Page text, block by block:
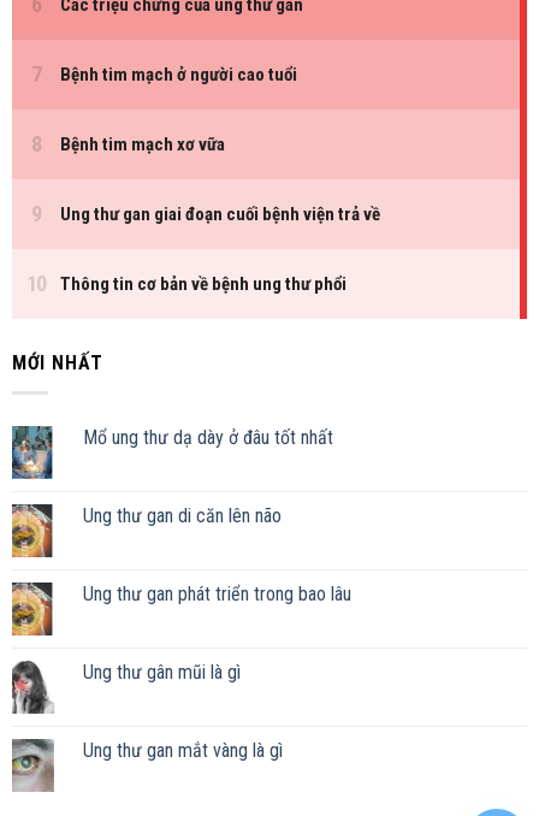
MỚI NHẤT
Mổ ung thư dạ dày ở đâu tốt nhất
Ung thư gan di căn lên não
Ung thư gan phát triển trong bao lâu
Ung thư gân mũi là gì
Ung thư gan mắt vàng là gì